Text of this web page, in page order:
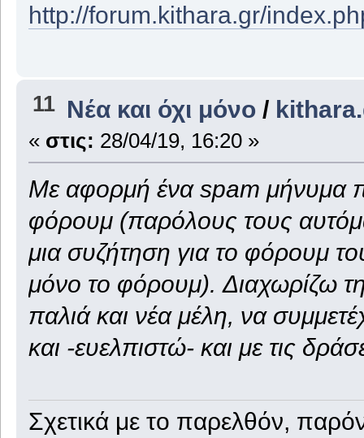
http://forum.kithara.gr/
11 Νέα και όχι μόνο /
« στις: 28/04/19, 16:20 »
Με αφορμή ένα spam μήνυμα
φόρουμ (παρόλους τους
μια συζήτηση για το φόρουμ
μόνο το φόρουμ). Διαχωρίζω
παλιά και νέα μέλη, να
και -ευελπιστώ- και με τις
Σχετικά με το παρελθόν,